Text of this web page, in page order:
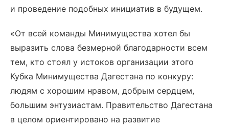
и проведение подобных инициатив в будущем.
«От всей команды Минимущества хотел бы
выразить слова безмерной благодарности всем
тем, кто стоял у истоков организации этого
Кубка Минимущества Дагестана по конкуру:
людям с хорошим нравом, добрым сердцем,
большим энтузиастам. Правительство Дагестана
в целом ориентировано на развитие